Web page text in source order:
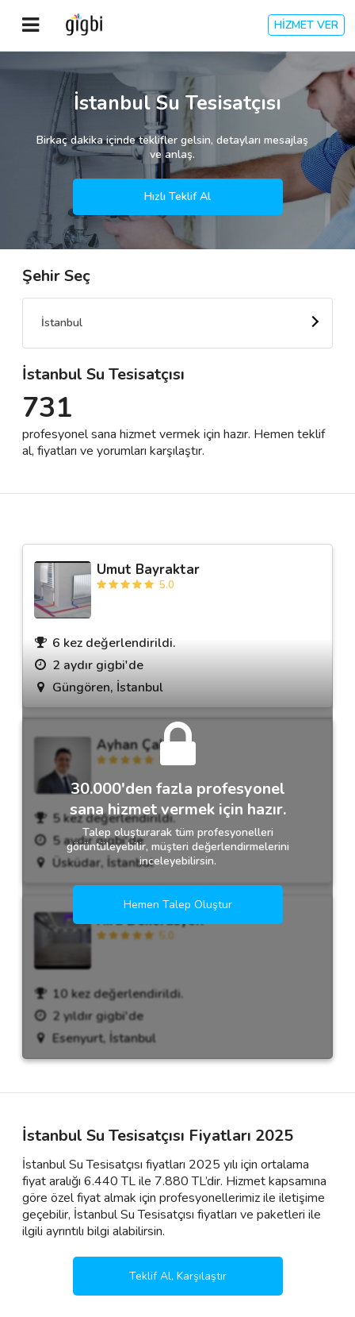
HİZMET VER
Anasayfa
Giriş Yap
Kayıt Ol
Kategoriler
🎈 Biz Kimiz?
🌟 Müşteri Değerlendirmeleri
Destek
İletişim
İstanbul Su Tesisatçısı
Birkaç dakika içinde teklifler gelsin, detayları mesajlaş
ve anlaş.
Hızlı Teklif Al
Şehir Seç
İstanbul
İstanbul Su Tesisatçısı
731
profesyonel sana hizmet vermek için hazır. Hemen teklif
al, fiyatları ve yorumları karşılaştır.
Umut Bayraktar
5.0
6 kez değerlendirildi.
2 aydır gigbi'de
Güngören, İstanbul
Ayhan Çakar
5.0
5 kez değerlendirildi.
5 aydır gigbi'de
Üsküdar, İstanbul
Hira Dekorasyon
5.0
10 kez değerlendirildi.
2 yıldır gigbi'de
Esenyurt, İstanbul
30.000'den fazla profesyonel
sana hizmet vermek için hazır.
Talep oluşturarak tüm profesyonelleri
görüntüleyebilir, müşteri değerlendirmelerini
inceleyebilirsin.
Hemen Talep Oluştur
İstanbul Su Tesisatçısı Fiyatları 2025
İstanbul Su Tesisatçısı fiyatları 2025 yılı için ortalama
fiyat aralığı 6.440 TL ile 7.880 TL’dir. Hizmet kapsamına
göre özel fiyat almak için profesyonellerimiz ile iletişime
geçebilir, İstanbul Su Tesisatçısı fiyatları ve paketleri ile
ilgili ayrıntılı bilgi alabilirsin.
Teklif Al, Karşılaştır